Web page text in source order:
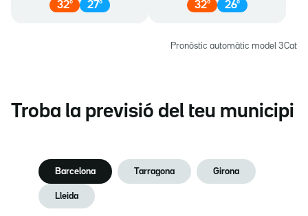
32º 27º 32º 26º
Pronòstic automàtic model 3Cat
Troba la previsió del teu municipi
Barcelona Tarragona Girona
Lleida